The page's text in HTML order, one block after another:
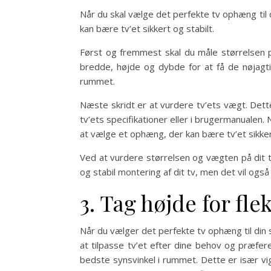
Når du skal vælge det perfekte tv ophæng
kan bære tv’et sikkert og stabilt.
Først og fremmest skal du måle
bredde, højde og dybde for at få de
rummet.
Næste skridt er at vurdere tv’ets vægt.
tv’ets specifikationer eller i
at vælge et ophæng, der kan bære tv’et
Ved at vurdere størrelsen og vægten på dit
og stabil montering af dit tv, men det vil
3. Tag højde for
Når du vælger det perfekte tv ophæng til din
at tilpasse tv’et efter dine behov og
bedste synsvinkel i rummet. Dette er især